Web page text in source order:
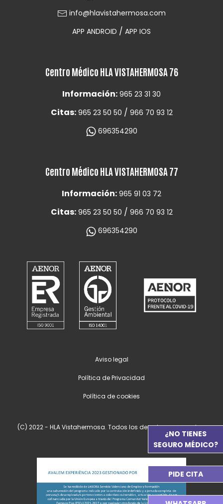
info@hlavistahermosa.com
APP ANDROID / APP IOS
Centro Médico HLA VISTAHERMOSA 76
Información: 965 23 31 30
Citas: 965 23 50 50 / 966 70 93 12
696354290
Centro Médico HLA VISTAHERMOSA 77
Información: 965 91 03 72
Citas: 965 23 50 50 / 966 70 93 12
696354290
(C) 2022 - HLA Vistahermosa. Todos los derechos reservados.
Aviso legal
Política de Privacidad
Política de cookies
¿NO TIENES
SEGURO MÉDICO?
PIDE CITA